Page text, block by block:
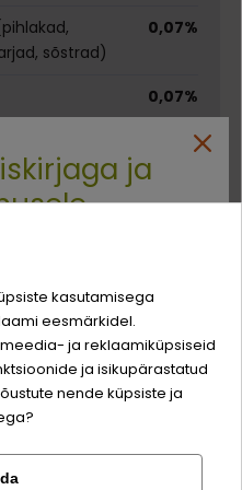
sõstrad)
0,07%
0,07%
apteegitill,
murakas)
40%
22%
ja
sõber väärite veel
kasutamisega
eesmärkidel.
ja reklaamiküpsiseid
ja isikupärastatud
nende küpsiste ja